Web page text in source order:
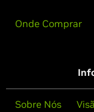
Onde Comprar
Sobre Nós